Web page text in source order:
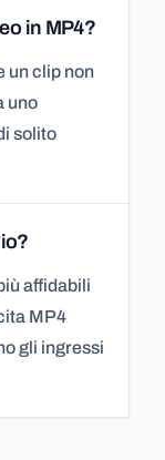
in MP4?
un clip non
uno
solito
affidabili
MP4
gli ingressi